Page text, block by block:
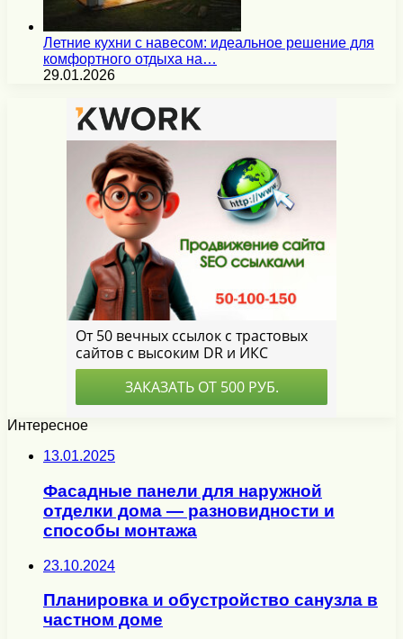
Летние кухни с навесом: идеальное решение для
комфортного отдыха на…
29.01.2026
Интересное
13.01.2025
Фасадные панели для наружной
отделки дома — разновидности и
способы монтажа
23.10.2024
Планировка и обустройство санузла в
частном доме